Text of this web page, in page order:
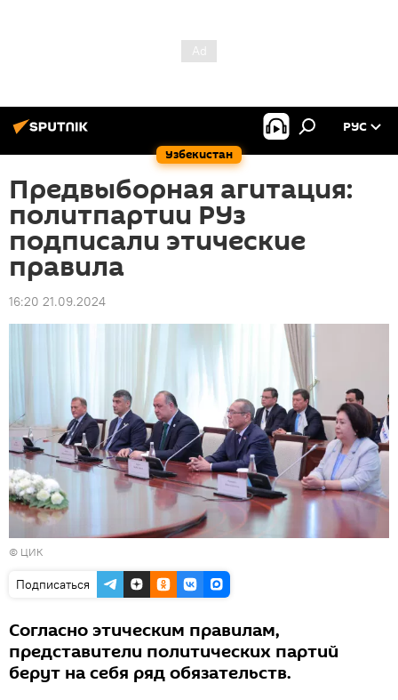
Узбекистан
РУС
Предвыборная агитация:
политпартии РУз
подписали этические
правила
16:20 21.09.2024
© ЦИК
Подписаться
Согласно этическим правилам,
представители политических партий
берут на себя ряд обязательств.